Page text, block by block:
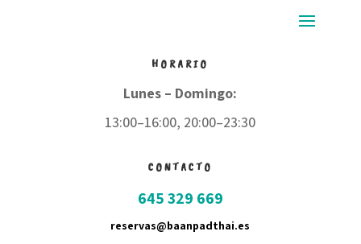
HORARIO
Lunes – Domingo:
13:00–16:00, 20:00–23:30
CONTACTO
645 329 669
reservas@baanpadthai.es